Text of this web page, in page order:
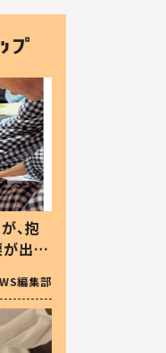
、抱
出ま
編集部